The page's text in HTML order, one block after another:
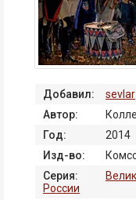
Добавил:
sevlar
Автор:
Год:
2014
Изд-во:
Серия:
России